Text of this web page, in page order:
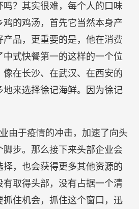
吗？其实很难，每个人的口味
的鸡汤，首先它当然本身产
产品，更重要的是，他在消费
式快餐第一的这样的一个位
像在长沙、在武汉、在西安的
地来选择徐记海鲜。因为徐记
由于疫情的冲击，加速了向头
脚步。那么接下来头部企业会
择，也会获得更多其他资源的
有取得头部，没有占据一个清
抓住机会，抓住这个窗口，迅